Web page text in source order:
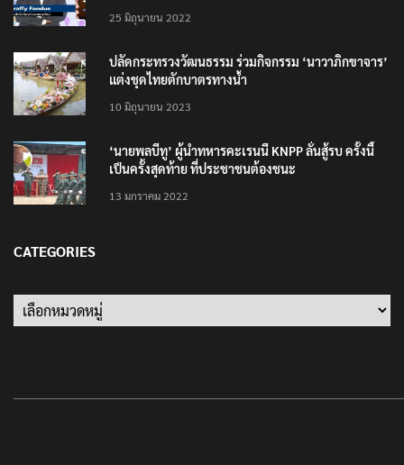
25 มิถุนายน 2022
ปลัดกระทรวงวัฒนธรรม ร่วมกิจกรรม ‘นาวาภิกขาจาร’
แต่งชุดไทยตักบาตรทางน้ำ
10 มิถุนายน 2023
‘นายพลบีทู’ ผู้นำทหารคะเรนนี KNPP ลั่นสู้รบ ครั้งนี้
เป็นครั้งสุดท้าย ที่ประชาชนต้องชนะ
13 มกราคม 2022
CATEGORIES
Categories